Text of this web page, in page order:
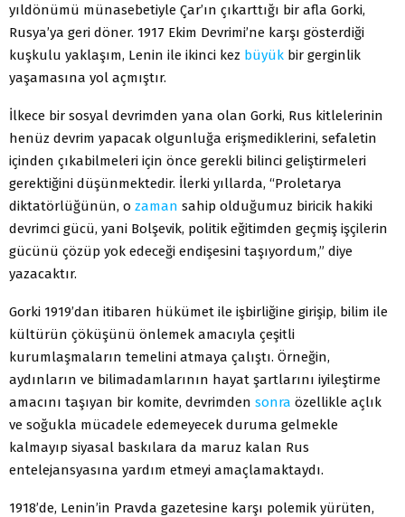
yıldönümü münasebetiyle Çar’ın çıkarttığı bir afla Gorki,
Rusya’ya geri döner. 1917 Ekim Devrimi’ne karşı gösterdiği
kuşkulu yaklaşım, Lenin ile ikinci kez büyük bir gerginlik
yaşamasına yol açmıştır.
İlkece bir sosyal devrimden yana olan Gorki, Rus kitlelerinin
henüz devrim yapacak olgunluğa erişmediklerini, sefaletin
içinden çıkabilmeleri için önce gerekli bilinci geliştirmeleri
gerektiğini düşünmektedir. İlerki yıllarda, “Proletarya
diktatörlüğünün, o zaman sahip olduğumuz biricik hakiki
devrimci gücü, yani Bolşevik, politik eğitimden geçmiş işçilerin
gücünü çözüp yok edeceği endişesini taşıyordum,” diye
yazacaktır.
Gorki 1919’dan itibaren hükümet ile işbirliğine girişip, bilim ile
kültürün çöküşünü önlemek amacıyla çeşitli
kurumlaşmaların temelini atmaya çalıştı. Örneğin,
aydınların ve bilimadamlarının hayat şartlarını iyileştirme
amacını taşıyan bir komite, devrimden sonra özellikle açlık
ve soğukla mücadele edemeyecek duruma gelmekle
kalmayıp siyasal baskılara da maruz kalan Rus
entelejansyasına yardım etmeyi amaçlamaktaydı.
1918’de, Lenin’in Pravda gazetesine karşı polemik yürüten,